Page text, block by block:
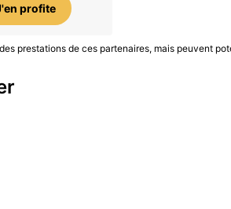
profite
prestations de ces partenaires, mais peuvent